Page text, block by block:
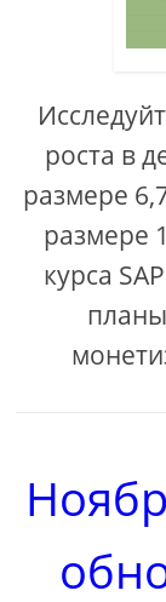
роста в
размере
размере
курса